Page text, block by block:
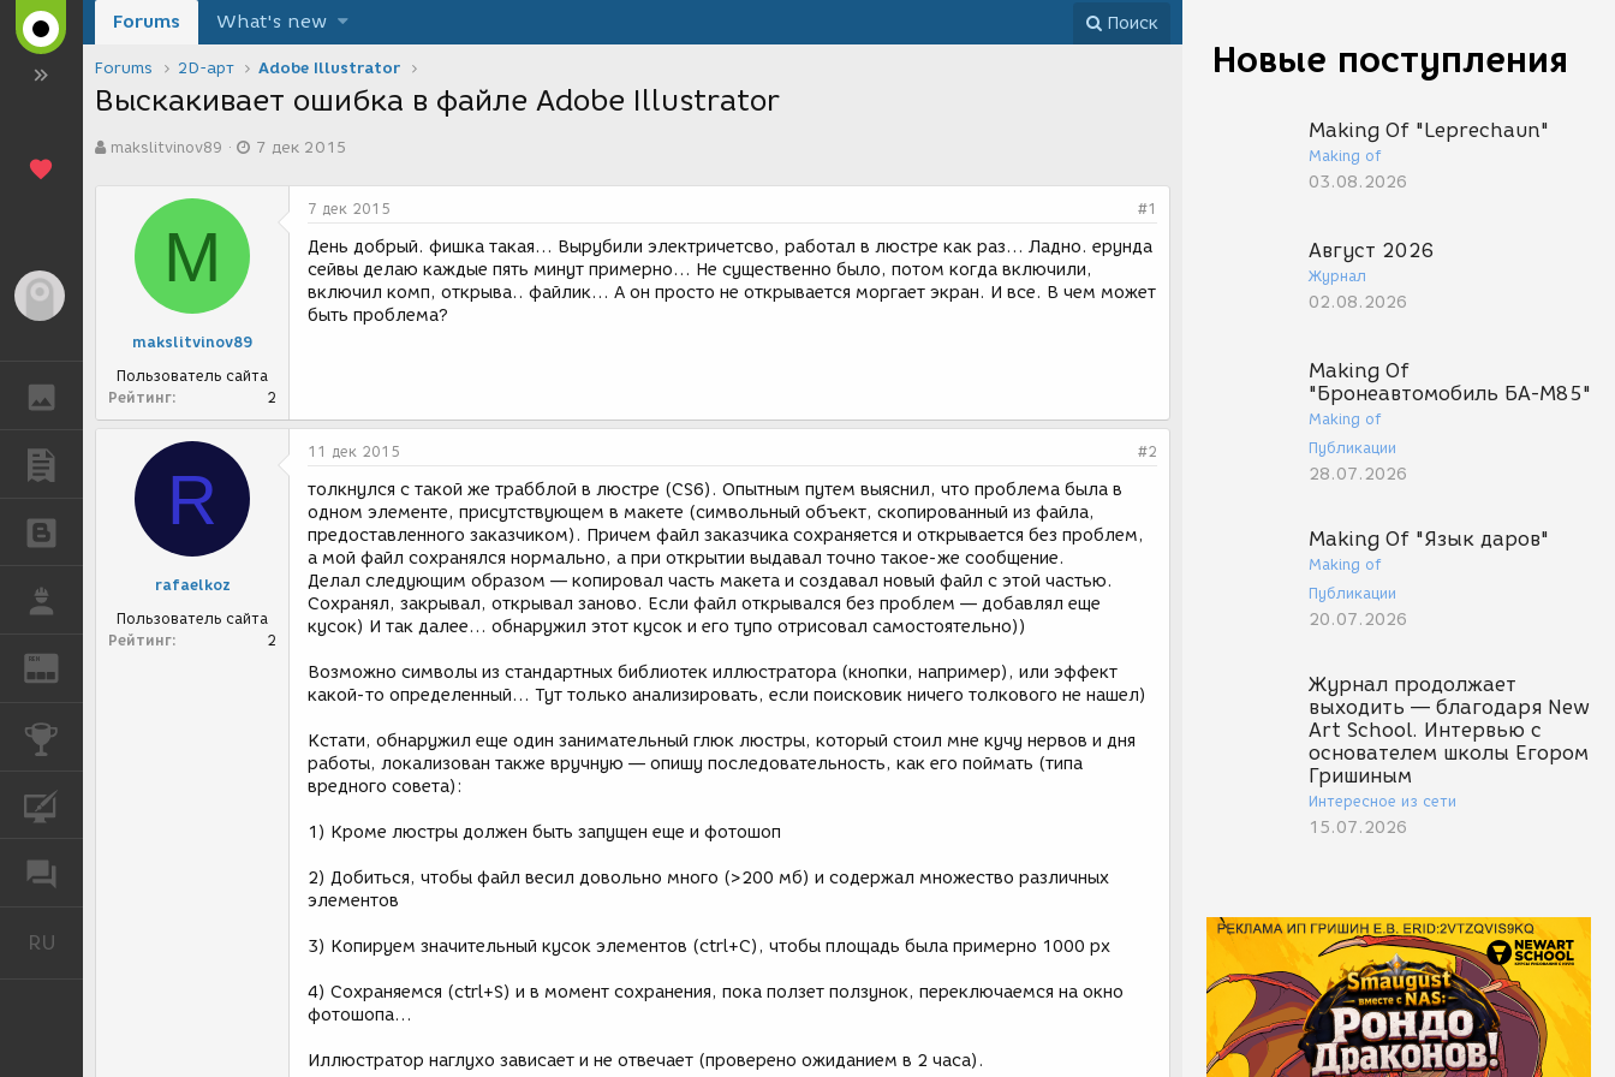
ГАЛЕРЕЯ
ПУБЛИКАЦИИ
БЛОГИ
REN
RU
Новые поступления
Making Of "Leprechaun"
Making of
03.08.2026
Август 2026
Журнал
02.08.2026
Making Of
"Бронеавтомобиль БА-М85"
Making of
Публикации
28.07.2026
Making Of "Язык даров"
Making of
Публикации
20.07.2026
Журнал продолжает
выходить — благодаря New
Art School. Интервью с
основателем школы Егором
Гришиным
Интересное из сети
15.07.2026
Forums What's new Поиск
Forums 2D-арт Adobe Illustrator
Выскакивает ошибка в файле Adobe Illustrator
в
makslitvinov89
а
я
7 дек 2015
M
makslitvinov89
Пользователь сайта
Рейтинг
2
7 дек 2015 #1
День добрый. фишка такая... Вырубили электричетсво, работал в люстре как раз... Ладно. ерунда
сейвы делаю каждые пять минут примерно... Не существенно было, потом когда включили,
включил комп, открыва.. файлик... А он просто не открывается моргает экран. И все. В чем может
быть проблема?
R
rafaelkoz
Пользователь сайта
Рейтинг
2
11 дек 2015 #2
толкнулся с такой же трабблой в люстре (CS6). Опытным путем выяснил, что проблема была в
одном элементе, присутствующем в макете (символьный объект, скопированный из файла,
предоставленного заказчиком). Причем файл заказчика сохраняется и открывается без проблем,
а мой файл сохранялся нормально, а при открытии выдавал точно такое-же сообщение.
Делал следующим образом — копировал часть макета и создавал новый файл с этой частью.
Сохранял, закрывал, открывал заново. Если файл открывался без проблем — добавлял еще
кусок) И так далее... обнаружил этот кусок и его тупо отрисовал самостоятельно))
Возможно символы из стандартных библиотек иллюстратора (кнопки, например), или эффект
какой-то определенный... Тут только анализировать, если поисковик ничего толкового не нашел)
Кстати, обнаружил еще один занимательный глюк люстры, который стоил мне кучу нервов и дня
работы, локализован также вручную — опишу последовательность, как его поймать (типа
вредного совета):
1) Кроме люстры должен быть запущен еще и фотошоп
2) Добиться, чтобы файл весил довольно много (>200 мб) и содержал множество различных
элементов
3) Копируем значительный кусок элементов (ctrl+C), чтобы площадь была примерно 1000 px
4) Сохраняемся (ctrl+S) и в момент сохранения, пока ползет ползунок, переключаемся на окно
фотошопа...
Иллюстратор наглухо зависает и не отвечает (проверено ожиданием в 2 часа).